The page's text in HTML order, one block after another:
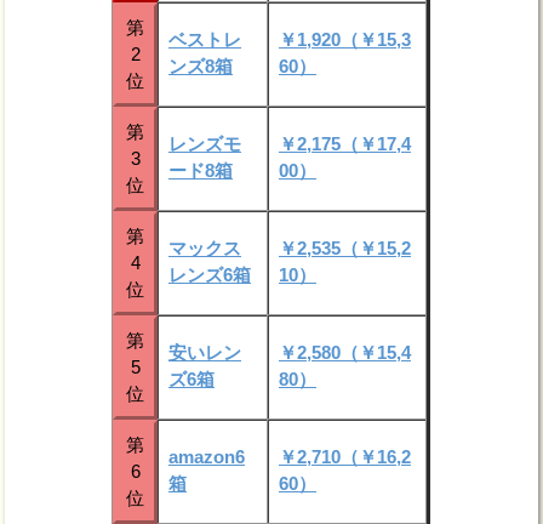
第
2
位
ベストレ
ンズ8箱
￥1,920（￥15,3
60）
第
3
位
レンズモ
ード8箱
￥2,175（￥17,4
00）
第
4
位
マックス
レンズ6箱
￥2,535（￥15,2
10）
第
5
位
安いレン
ズ6箱
￥2,580（￥15,4
80）
第
6
位
amazon6
箱
￥2,710（￥16,2
60）